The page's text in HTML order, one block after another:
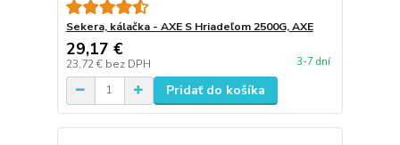
Sekera, kálačka - AXE S Hriadeľom 2500G, AXE
29,17 €
23,72 € bez DPH 3-7 dní
Pridať do košíka